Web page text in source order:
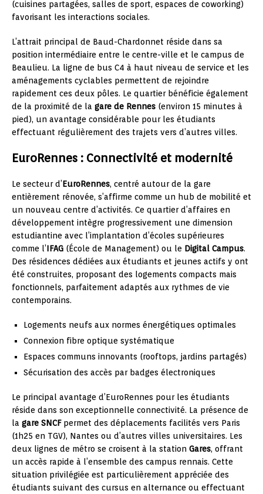
(cuisines partagées, salles de sport, espaces de coworking)
favorisant les interactions sociales.
L’attrait principal de Baud-Chardonnet réside dans sa
position intermédiaire entre le centre-ville et le campus de
Beaulieu. La ligne de bus C4 à haut niveau de service et les
aménagements cyclables permettent de rejoindre
rapidement ces deux pôles. Le quartier bénéficie également
de la proximité de la gare de Rennes (environ 15 minutes à
pied), un avantage considérable pour les étudiants
effectuant régulièrement des trajets vers d’autres villes.
EuroRennes : Connectivité et modernité
Le secteur d’EuroRennes, centré autour de la gare
entièrement rénovée, s’affirme comme un hub de mobilité et
un nouveau centre d’activités. Ce quartier d’affaires en
développement intègre progressivement une dimension
estudiantine avec l’implantation d’écoles supérieures
comme l’IFAG (École de Management) ou le Digital Campus.
Des résidences dédiées aux étudiants et jeunes actifs y ont
été construites, proposant des logements compacts mais
fonctionnels, parfaitement adaptés aux rythmes de vie
contemporains.
Logements neufs aux normes énergétiques optimales
Connexion fibre optique systématique
Espaces communs innovants (rooftops, jardins partagés)
Sécurisation des accès par badges électroniques
Le principal avantage d’EuroRennes pour les étudiants
réside dans son exceptionnelle connectivité. La présence de
la gare SNCFpermet des déplacements facilités vers Paris
(1h25 en TGV), Nantes ou d’autres villes universitaires. Les
deux lignes de métro se croisent à la station Gares, offrant
un accès rapide à l’ensemble des campus rennais. Cette
situation privilégiée est particulièrement appréciée des
étudiants suivant des cursus en alternance ou effectuant